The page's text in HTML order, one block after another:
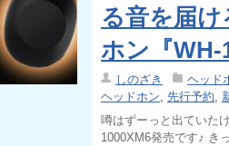
る音を届
ホン『WH-
しのざき ヘッド
ヘッドホン, 先行予約,
噂はずーっと出ていた
1000XM6発売です♪ き